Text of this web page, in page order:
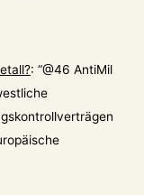
: “@46 AntiMil